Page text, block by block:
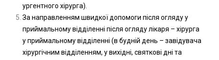
ургентного хірурга).
За направленням швидкої допомоги після огляду у
приймальному відділенні після огляду лікаря – хірурга
у приймальному відділенні (в будній день – завідувача
хірургічним відділенням, у вихідні, святкові дні та